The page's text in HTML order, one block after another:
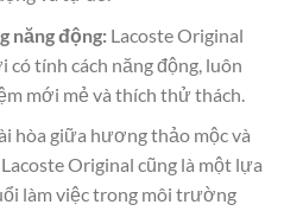
năng động:Lacoste Original
tính cách năng động, luôn
mới mẻ và thích thử thách.
hòa giữa hương thảo mộc và
Original cũng là một lựa
làm việc trong môi trường